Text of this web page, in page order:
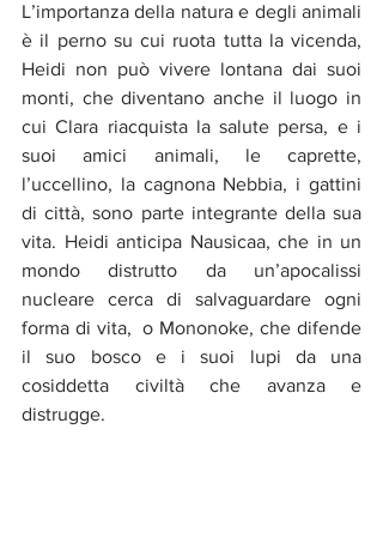
L’importanza della natura e degli animali
è il perno su cui ruota tutta la vicenda,
Heidi non può vivere lontana dai suoi
monti, che diventano anche il luogo in
cui Clara riacquista la salute persa, e i
suoi amici animali, le caprette,
l’uccellino, la cagnona Nebbia, i gattini
di città, sono parte integrante della sua
vita. Heidi anticipa Nausicaa, che in un
mondo distrutto da un’apocalissi
nucleare cerca di salvaguardare ogni
forma di vita,  o Mononoke, che difende
il suo bosco e i suoi lupi da una
cosiddetta civiltà che avanza e
distrugge.